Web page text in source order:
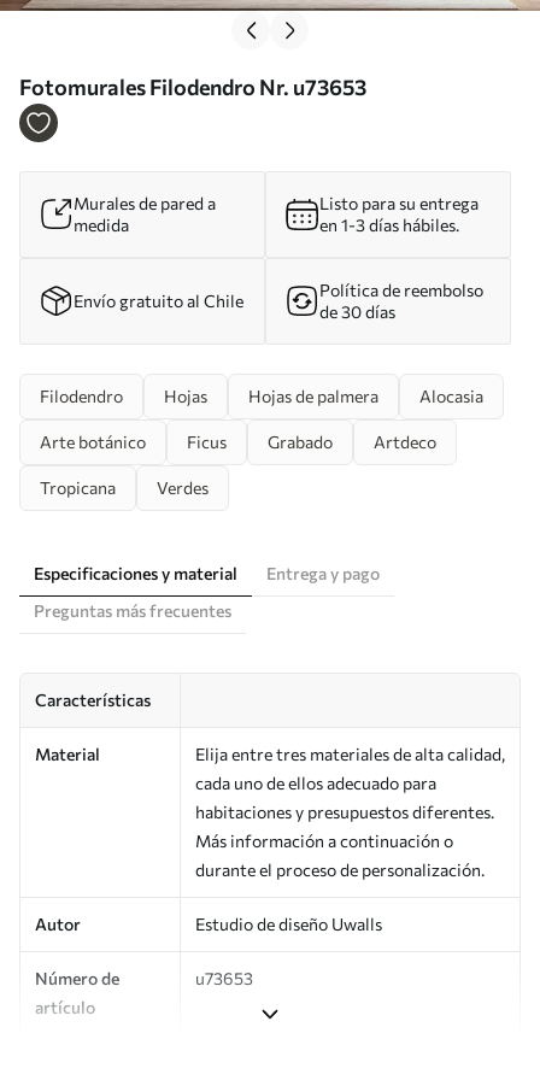
Fotomurales Filodendro Nr. u73653
Murales de pared a
medida
Listo para su entrega
en 1-3 días hábiles.
Envío gratuito al Chile
Política de reembolso
de 30 días
Filodendro Hojas Hojas de palmera Alocasia
Arte botánico Ficus Grabado Artdeco
Tropicana Verdes
Especificaciones y material
Entrega y pago
Preguntas más frecuentes
Características
Material
Elija entre tres materiales de alta calidad,
cada uno de ellos adecuado para
habitaciones y presupuestos diferentes.
Más información a continuación o
durante el proceso de personalización.
Autor Estudio de diseño Uwalls
Número de
artículo
u73653